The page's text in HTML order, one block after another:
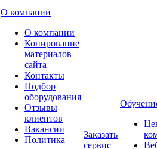
О компании
О компании
Копирование
материалов
сайта
Контакты
Подбор
оборудования
Отзывы
клиентов
Вакансии
Политика
Заказать
сервис